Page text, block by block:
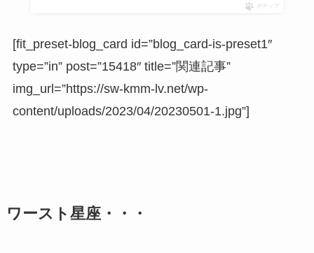
ポチップ
[fit_preset-blog_card id=”blog_card-is-preset1″
type=”in” post=”15418″ title=”関連記事”
img_url=”https://sw-kmm-lv.net/wp-
content/uploads/2023/04/20230501-1.jpg”]
ワースト星座・・・